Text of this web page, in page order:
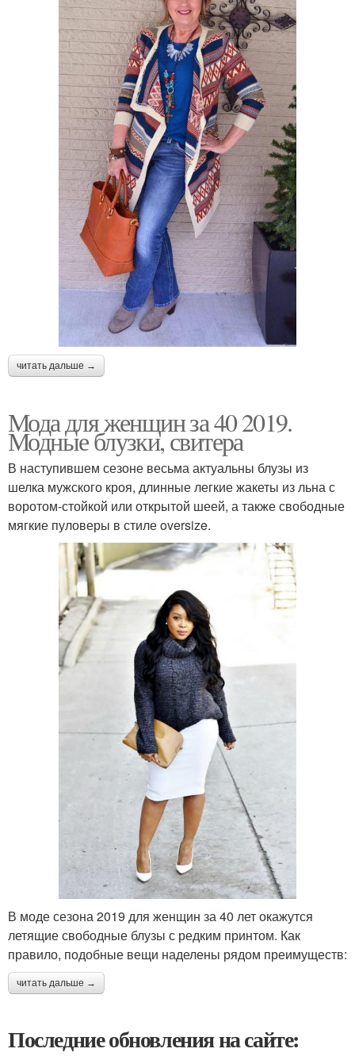
читать дальше →
Мода для женщин за 40 2019.
Модные блузки, свитера
В наступившем сезоне весьма актуальны блузы из
шелка мужского кроя, длинные легкие жакеты из льна с
воротом-стойкой или открытой шеей, а также свободные
мягкие пуловеры в стиле oversize.
В моде сезона 2019 для женщин за 40 лет окажутся
летящие свободные блузы с редким принтом. Как
правило, подобные вещи наделены рядом преимуществ:
читать дальше →
Последние обновления на сайте: